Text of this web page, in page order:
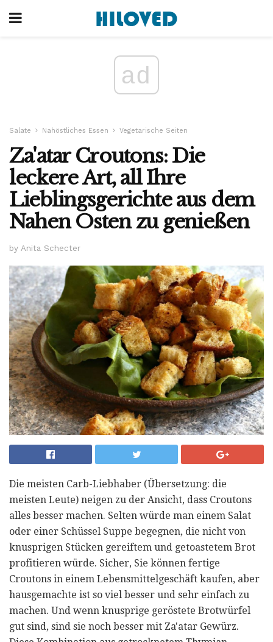
ad
Salate Nahöstliches Essen Vegetarische Seiten
Za'atar Croutons: Die
leckere Art, all Ihre
Lieblingsgerichte aus dem
Nahen Osten zu genießen
by Anita Schecter
Die meisten Carb-Liebhaber (Übersetzung: die
meisten Leute) neigen zu der Ansicht, dass Croutons
alles besser machen. Selten würde man einem Salat
oder einer Schüssel Suppe begegnen, die nicht von
knusprigen Stücken gereiftem und getoastetem Brot
profitieren würde. Sicher, Sie können fertige
Croutons in einem Lebensmittelgeschäft kaufen, aber
hausgemachte ist so viel besser und sehr einfach zu
machen. Und wenn knusprige geröstete Brotwürfel
gut sind, sind sie noch besser mit Za'atar Gewürz.